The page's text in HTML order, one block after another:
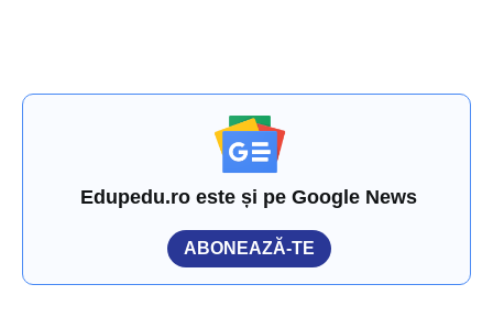
Edupedu.ro este și pe Google News
ABONEAZĂ-TE